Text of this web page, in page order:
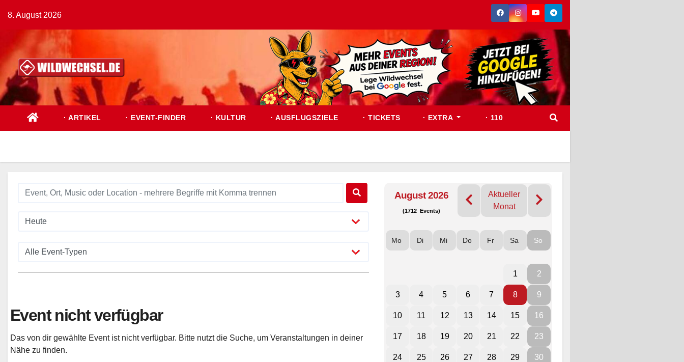
Inhalt
springen
8. August 2026
· ARTIKEL · EVENT-FINDER · KULTUR · AUSFLUGSZIELE · TICKETS · EXTRA · 110
Event nicht verfügbar
Das von dir gewählte Event ist nicht verfügbar. Bitte nutzt die Suche, um Veranstaltungen in deiner
Nähe zu finden.
August 2026
(1712 Events)
Aktueller
Monat
Mo Di Mi Do Fr Sa So
1 2
3 4 5 6 7 8 9
10 11 12 13 14 15 16
17 18 19 20 21 22 23
24 25 26 27 28 29 30